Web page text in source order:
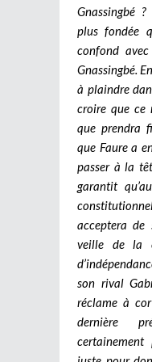
Gnassingbé
plus fondée
confond
Gnassingbé.
à plaindre
croire que ce
que prendra
que Faure a
passer à la
garantit
acceptera
veille de la
son rival
réclame à
dernière